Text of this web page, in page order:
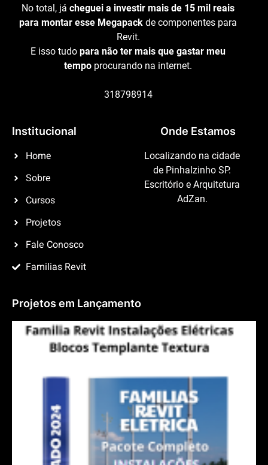
No total, já cheguei a investir mais de 15 mil reais
para montar esse Megapack de componentes para
Revit.
E isso tudo para não ter mais que gastar meu
tempo procurando na internet.
318798914
Institucional
Home
Sobre
Cursos
Projetos
Fale Conosco
Familias Revit
Onde Estamos
Localizando na cidade
de Pinhalzinho SP.
Escritório e Arquitetura
AdZan.
Projetos em Lançamento